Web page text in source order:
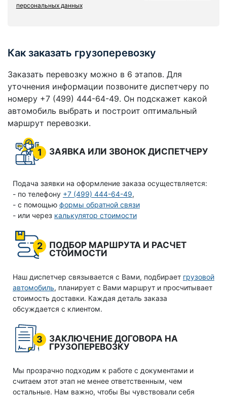
персональных данных
Как заказать грузоперевозку
Заказать перевозку можно в 6 этапов. Для
уточнения информации позвоните диспетчеру по
номеру +7 (499) 444-64-49. Он подскажет какой
автомобиль выбрать и построит оптимальный
маршрут перевозки.
1 ЗАЯВКА ИЛИ ЗВОНОК ДИСПЕТЧЕРУ
Подача заявки на оформление заказа осуществляется:
- по телефону +7 (499) 444-64-49,
- с помощью формы обратной связи
- или через калькулятор стоимости
2
ПОДБОР МАРШРУТА И РАСЧЕТ
СТОИМОСТИ
Наш диспетчер связывается с Вами, подбирает грузовой
автомобиль, планирует с Вами маршрут и просчитывает
стоимость доставки. Каждая деталь заказа
обсуждается с клиентом.
3
ЗАКЛЮЧЕНИЕ ДОГОВОРА НА
ГРУЗОПЕРЕВОЗКУ
Мы прозрачно подходим к работе с документами и
считаем этот этап не менее ответственным, чем
остальные. Нам важно, чтобы Вы чувствовали себя